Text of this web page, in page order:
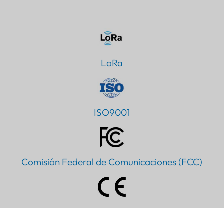
LoRa
ISO9001
Comisión Federal de Comunicaciones (FCC)